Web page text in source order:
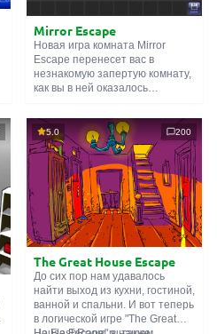
Mirror Escape
Новая игра комната Mirror
Escape перенесет вас в
незнакомую запертую комнату,
как вы в ней оказалось
смекалки попробуйте решить
все, приготовленные авторами
для вас, головоломки и найти
выход на свободу.
Внимательно осмотрите
помещение, возможно вы
сможете найти какие-нибудь
подсказки. Желаем удачи!
5.0 200
The Great House Escape
До сих пор нам удавалось
найти выход из кухни, гостиной,
ванной и спальни. И вот теперь
в логической игре "The Great